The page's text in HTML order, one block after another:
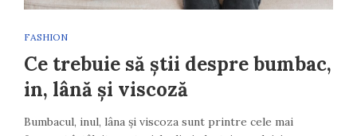
FASHION
Ce trebuie să știi despre bumbac,
in, lână și viscoză
Bumbacul, inul, lâna și viscoza sunt printre cele mai